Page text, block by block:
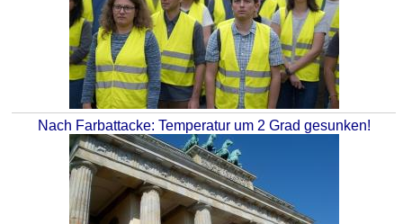
Nach Farbattacke: Temperatur um 2 Grad gesunken!